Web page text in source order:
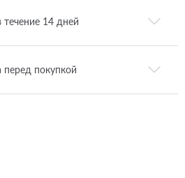
14 дней
перед покупкой